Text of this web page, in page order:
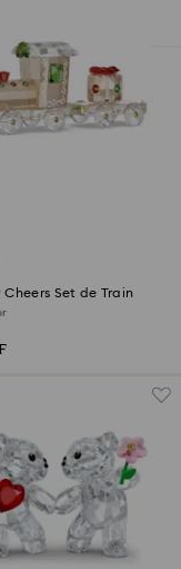
Set de Train